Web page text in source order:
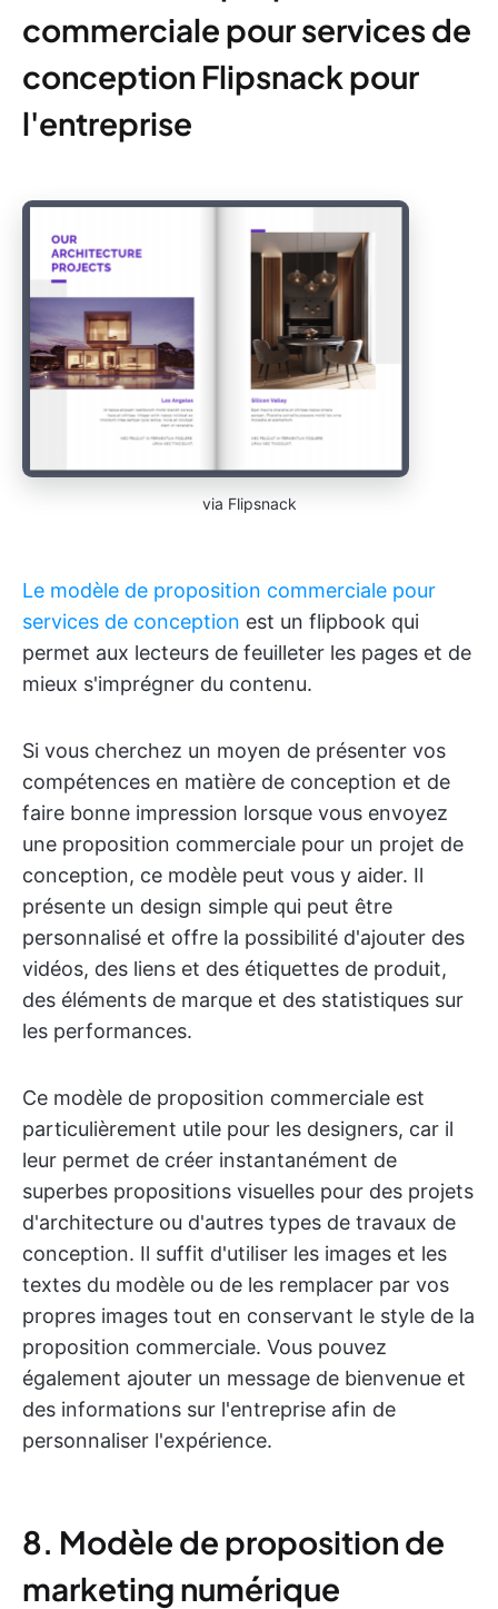
commerciale pour services de
conception Flipsnack pour
l'entreprise
via Flipsnack
Le modèle de proposition commerciale pour
services de conception est un flipbook qui
permet aux lecteurs de feuilleter les pages et de
mieux s'imprégner du contenu.
Si vous cherchez un moyen de présenter vos
compétences en matière de conception et de
faire bonne impression lorsque vous envoyez
une proposition commerciale pour un projet de
conception, ce modèle peut vous y aider. Il
présente un design simple qui peut être
personnalisé et offre la possibilité d'ajouter des
vidéos, des liens et des étiquettes de produit,
des éléments de marque et des statistiques sur
les performances.
Ce modèle de proposition commerciale est
particulièrement utile pour les designers, car il
leur permet de créer instantanément de
superbes propositions visuelles pour des projets
d'architecture ou d'autres types de travaux de
conception. Il suffit d'utiliser les images et les
textes du modèle ou de les remplacer par vos
propres images tout en conservant le style de la
proposition commerciale. Vous pouvez
également ajouter un message de bienvenue et
des informations sur l'entreprise afin de
personnaliser l'expérience.
8. Modèle de proposition de
marketing numérique